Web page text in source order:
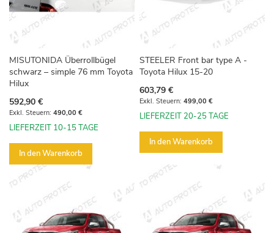
MISUTONIDA Überrollbügel
schwarz – simple 76 mm Toyota
Hilux
592,90 €
490,00 €
LIEFERZEIT 10-15 TAGE
In den Warenkorb
STEELER Front bar type A -
Toyota Hilux 15-20
603,79 €
499,00 €
LIEFERZEIT 20-25 TAGE
In den Warenkorb